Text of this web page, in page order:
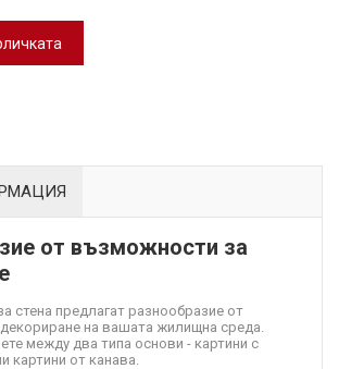
от възможности за
стена предлагат разнообразие от
на вашата жилищна среда.
между два типа основи - картини с
картини от канава.